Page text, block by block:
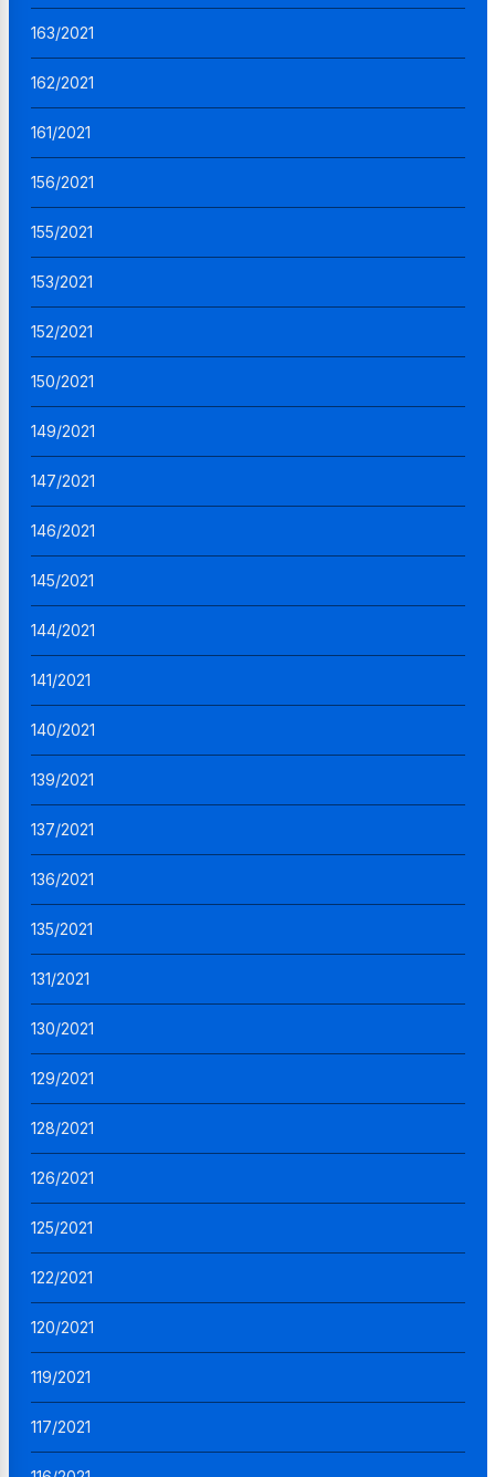
163/2021
162/2021
161/2021
156/2021
155/2021
153/2021
152/2021
150/2021
149/2021
147/2021
146/2021
145/2021
144/2021
141/2021
140/2021
139/2021
137/2021
136/2021
135/2021
131/2021
130/2021
129/2021
128/2021
126/2021
125/2021
122/2021
120/2021
119/2021
117/2021